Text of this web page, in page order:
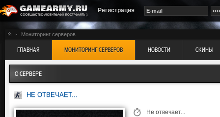
Регистрация
Мониторинг серверов
ГЛАВНАЯ МОНИТОРИНГ СЕРВЕРОВ НОВОСТИ СКИНЫ
О СЕРВЕРЕ
НЕ ОТВЕЧАЕТ...
Не отвечает...